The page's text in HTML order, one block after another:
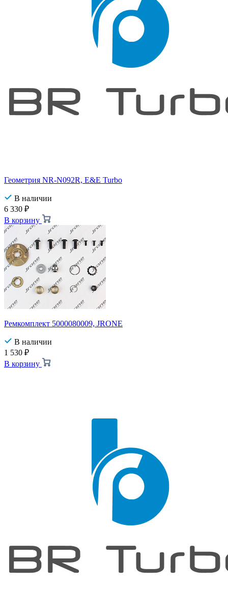
Геометрия NR-N092R, E&E Turbo
В наличии
6 330 ₽
В корзину
Ремкомплект 5000080009, JRONE
В наличии
1 530 ₽
В корзину